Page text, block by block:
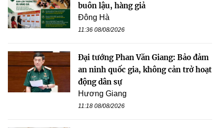
buôn lậu, hàng giả
Đông Hà
11:36 08/08/2026
Đại tướng Phan Văn Giang: Bảo đảm
an ninh quốc gia, không cản trở hoạt
động dân sự
Hương Giang
11:18 08/08/2026